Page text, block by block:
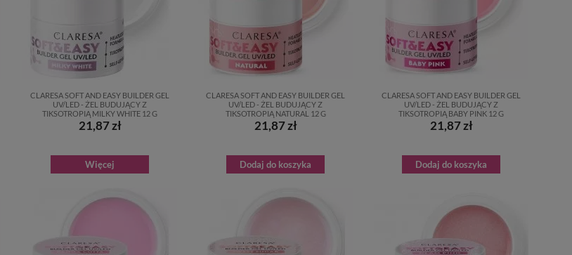
CLARESA SOFT AND EASY BUILDER GEL
UV/LED - ŻEL BUDUJĄCY Z
TIKSOTROPIĄ MILKY WHITE 12 G
21,87 zł
Więcej
CLARESA SOFT AND EASY BUILDER GEL
UV/LED - ŻEL BUDUJĄCY Z
TIKSOTROPIĄ NATURAL 12 G
21,87 zł
Dodaj do koszyka
CLARESA SOFT AND EASY BUILDER GEL
UV/LED - ŻEL BUDUJĄCY Z
TIKSOTROPIĄ BABY PINK 12 G
21,87 zł
Dodaj do koszyka